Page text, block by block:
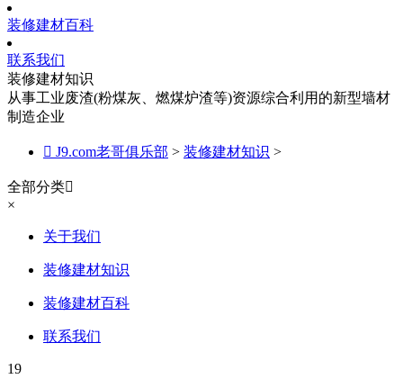
装修建材百科
联系我们
装修建材知识
从事工业废渣(粉煤灰、燃煤炉渣等)资源综合利用的新型墙材
制造企业
 J9.com老哥俱乐部 > 装修建材知识 >
全部分类
×
关于我们
装修建材知识
装修建材百科
联系我们
19